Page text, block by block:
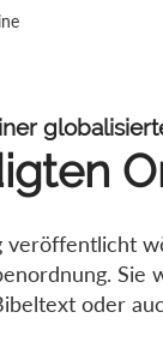
veröffentlicht
Sie
oder